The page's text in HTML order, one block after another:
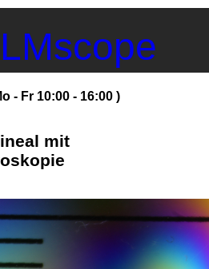
LMscope
- Fr 10:00 - 16:00 )
mit